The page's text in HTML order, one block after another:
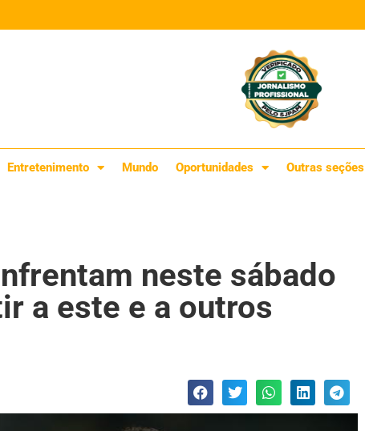
Entretenimento Mundo Oportunidades Outras seções
neste sábado
a este e a outros